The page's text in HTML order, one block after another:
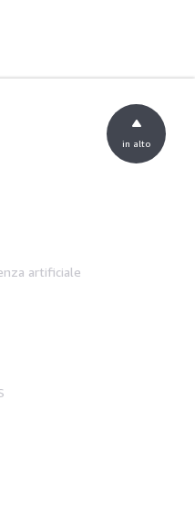
artificiale
in alto